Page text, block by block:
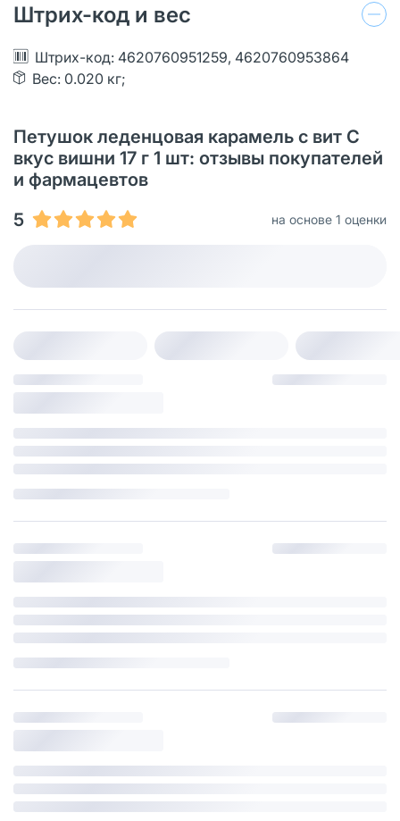
Штрих-код и вес
Штрих-код: 4620760951259, 4620760953864
Вес: 0.020 кг;
Петушок леденцовая карамель с вит С
вкус вишни 17 г 1 шт: отзывы покупателей
и фармацевтов
5
на основе 1 оценки